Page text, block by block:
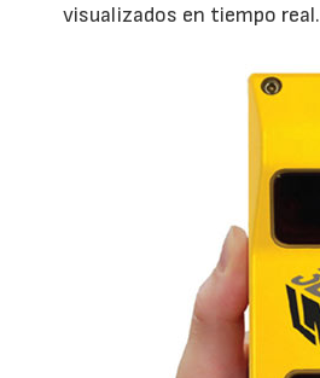
visualizados en tiempo real.